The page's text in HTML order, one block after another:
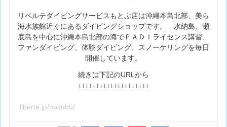
リベルテダイビングサービスもとぶ店は沖縄本島北部、美ら
海水族館近くにあるダイビングショップです。 水納島、瀬
底島を中心に沖縄本島北部の海でＰＡＤＩライセンス講習、
ファンダイビング、体験ダイビング、スノーケリングを毎日
開催しています。
続きは下記のURLから
↓↓↓↓↓↓↓↓↓↓↓↓↓↓↓↓↓↓↓↓
liberte.jp/hokubu/